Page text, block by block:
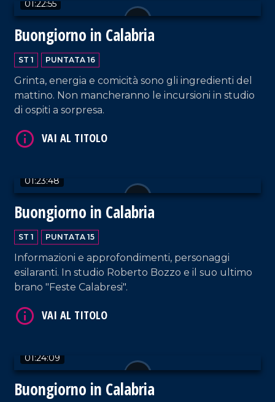
01:22:55
Buongiorno in Calabria
ST 1 PUNTATA 16
Grinta, energia e comicità sono gli ingredienti del
mattino. Non mancheranno le incursioni in studio
di ospiti a sorpresa.
01:23:48
Buongiorno in Calabria
ST 1 PUNTATA 15
Informazioni e approfondimenti, personaggi
esilaranti. In studio Roberto Bozzo e il suo ultimo
brano "Feste Calabresi".
01:24:09
Buongiorno in Calabria
VAI AL TITOLO
VAI AL TITOLO